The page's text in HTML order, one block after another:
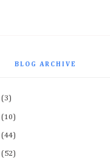
BLOG ARCHIVE
(3)
(10)
(44)
(52)